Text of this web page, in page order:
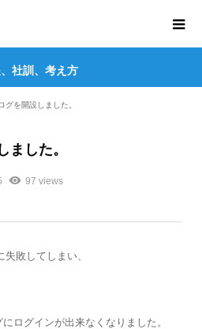
社訓、考え方
グを開設しました。
ました。
97 views
敗してしまい、
ログインが出来なくなりました。